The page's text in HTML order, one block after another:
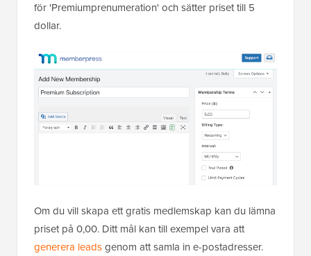
för 'Premiumprenumeration' och sätter priset till 5
dollar.
Om du vill skapa ett gratis medlemskap kan du lämna
priset på 0,00. Ditt mål kan till exempel vara att
generera leadsgenom att samla in e-postadresser.